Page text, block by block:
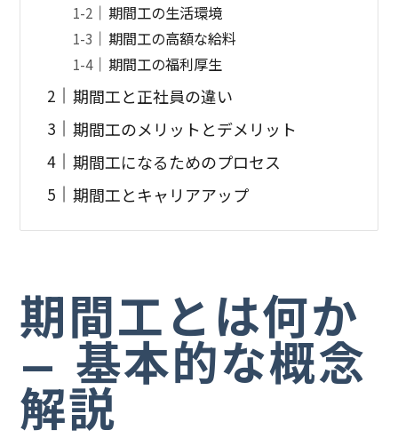
期間工の生活環境
期間工の高額な給料
期間工の福利厚生
期間工と正社員の違い
期間工のメリットとデメリット
期間工になるためのプロセス
期間工とキャリアアップ
期間工とは何か
– 基本的な概念
解説